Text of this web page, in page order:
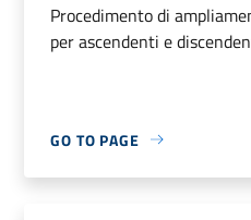
Procedimento di
per ascendenti e
GO TO PAGE